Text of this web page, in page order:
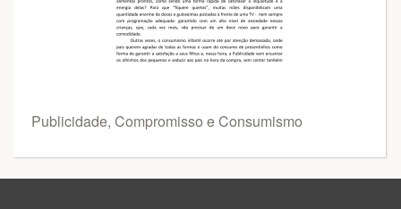
Publicidade, Compromisso e Consumismo